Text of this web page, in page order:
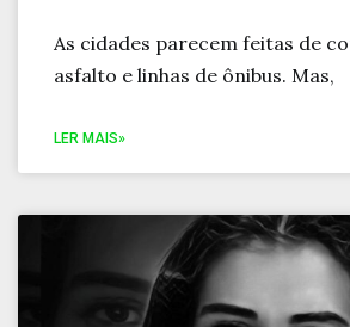
As cidades parecem feitas de
asfalto e linhas de ônibus. Mas,
LER MAIS»